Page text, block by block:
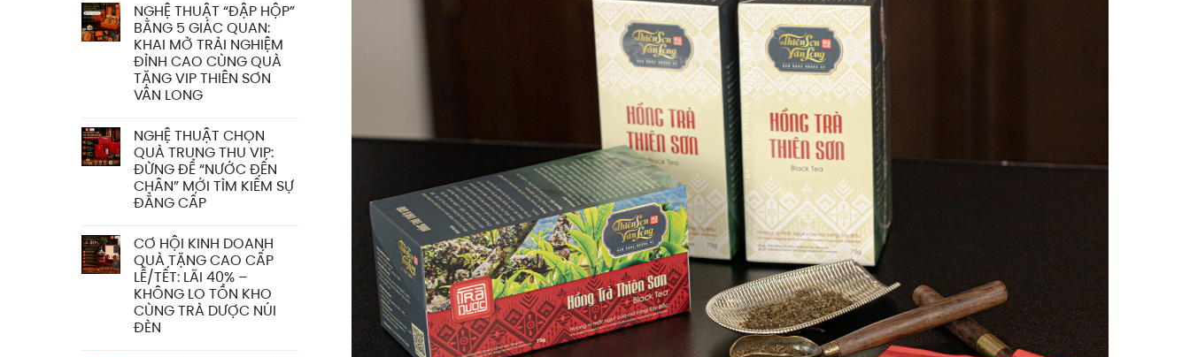
NGHỆ THUẬT “ĐẬP HỘP”
BẰNG 5 GIÁC QUAN:
KHAI MỞ TRẢI NGHIỆM
ĐỈNH CAO CÙNG QUÀ
TẶNG VIP THIÊN SƠN
VÂN LONG
NGHỆ THUẬT CHỌN
QUÀ TRUNG THU VIP:
ĐỪNG ĐỂ “NƯỚC ĐẾN
CHÂN” MỚI TÌM KIẾM SỰ
ĐẲNG CẤP
CƠ HỘI KINH DOANH
QUÀ TẶNG CAO CẤP
LỄ/TẾT: LÃI 40% –
KHÔNG LO TỒN KHO
CÙNG TRÀ DƯỢC NÚI
ĐÈN